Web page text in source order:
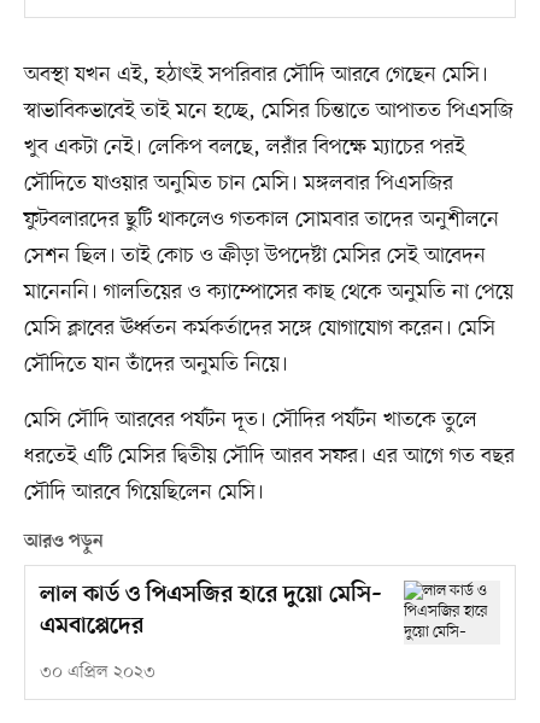
অবস্থা যখন এই, হঠাৎই সপরিবার সৌদি আরবে গেছেন মেসি।
স্বাভাবিকভাবেই তাই মনে হচ্ছে, মেসির চিন্তাতে আপাতত পিএসজি
খুব একটা নেই। লেকিপ বলছে, লরাঁর বিপক্ষে ম্যাচের পরই
সৌদিতে যাওয়ার অনুমিত চান মেসি। মঙ্গলবার পিএসজির
ফুটবলারদের ছুটি থাকলেও গতকাল সোমবার তাদের অনুশীলনে
সেশন ছিল। তাই কোচ ও ক্রীড়া উপদেষ্টা মেসির সেই আবেদন
মানেননি। গালতিয়ের ও ক্যাম্পোসের কাছ থেকে অনুমতি না পেয়ে
মেসি ক্লাবের ঊর্ধ্বতন কর্মকর্তাদের সঙ্গে যোগাযোগ করেন। মেসি
সৌদিতে যান তাঁদের অনুমতি নিয়ে।
মেসি সৌদি আরবের পর্যটন দূত। সৌদির পর্যটন খাতকে তুলে
ধরতেই এটি মেসির দ্বিতীয় সৌদি আরব সফর। এর আগে গত বছর
সৌদি আরবে গিয়েছিলেন মেসি।
আরও পড়ুন
লাল কার্ড ও পিএসজির হারে দুয়ো মেসি–
এমবাপ্পেদের
৩০ এপ্রিল ২০২৩